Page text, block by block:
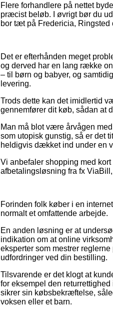
Flere forhandlere på nettet
præcist beløb. I øvrigt bør du
bor tæt på Fredericia, Ringsted
Det er efterhånden meget
og derved har en lang række
– til børn og babyer, og
levering.
Trods dette kan det imidlertid
gennemfører dit køb, sådan at
Man må blot være årvågen
som utopisk gunstig, så er det
heldigvis dækket ind under en
Vi anbefaler shopping med
afbetalingsløsning fra fx
Forinden folk køber i en
normalt et omfattende arbejde.
En anden løsning er at
indikation om at online
eksperter som mestrer
udfordringer ved din bestilling.
Tilsvarende er det klogt at
for eksempel den
sikrer sin købsbekræftelse,
voksen eller et barn.